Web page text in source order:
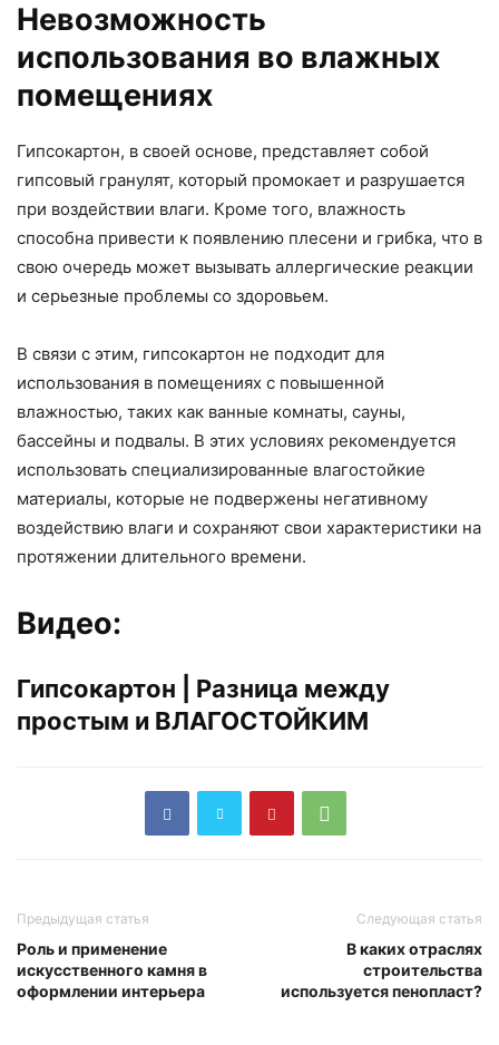
Невозможность
использования во влажных
помещениях
Гипсокартон, в своей основе, представляет собой
гипсовый гранулят, который промокает и разрушается
при воздействии влаги. Кроме того, влажность
способна привести к появлению плесени и грибка, что в
свою очередь может вызывать аллергические реакции
и серьезные проблемы со здоровьем.
В связи с этим, гипсокартон не подходит для
использования в помещениях с повышенной
влажностью, таких как ванные комнаты, сауны,
бассейны и подвалы. В этих условиях рекомендуется
использовать специализированные влагостойкие
материалы, которые не подвержены негативному
воздействию влаги и сохраняют свои характеристики на
протяжении длительного времени.
Видео:
Гипсокартон | Разница между
простым и ВЛАГОСТОЙКИМ
Предыдущая статья
Роль и применение
искусственного камня в
оформлении интерьера
Следующая статья
В каких отраслях
строительства
используется пенопласт?